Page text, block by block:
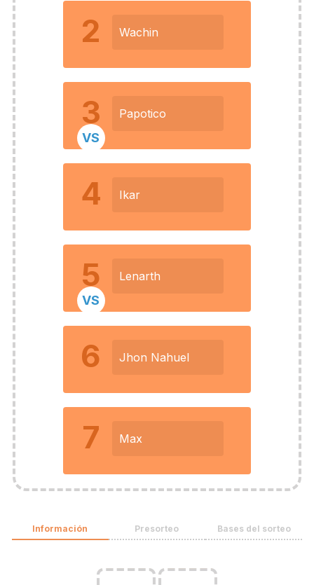
2 Wachin
3 Papotico
VS
4 Ikar
5 Lenarth
VS
6 Jhon Nahuel
7 Max
Información Presorteo Bases del sorteo